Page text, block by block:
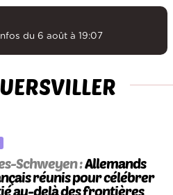
du 6 août à 19:07
Schweyen :Allemands
réunis pour célébrer
au-delà des frontières